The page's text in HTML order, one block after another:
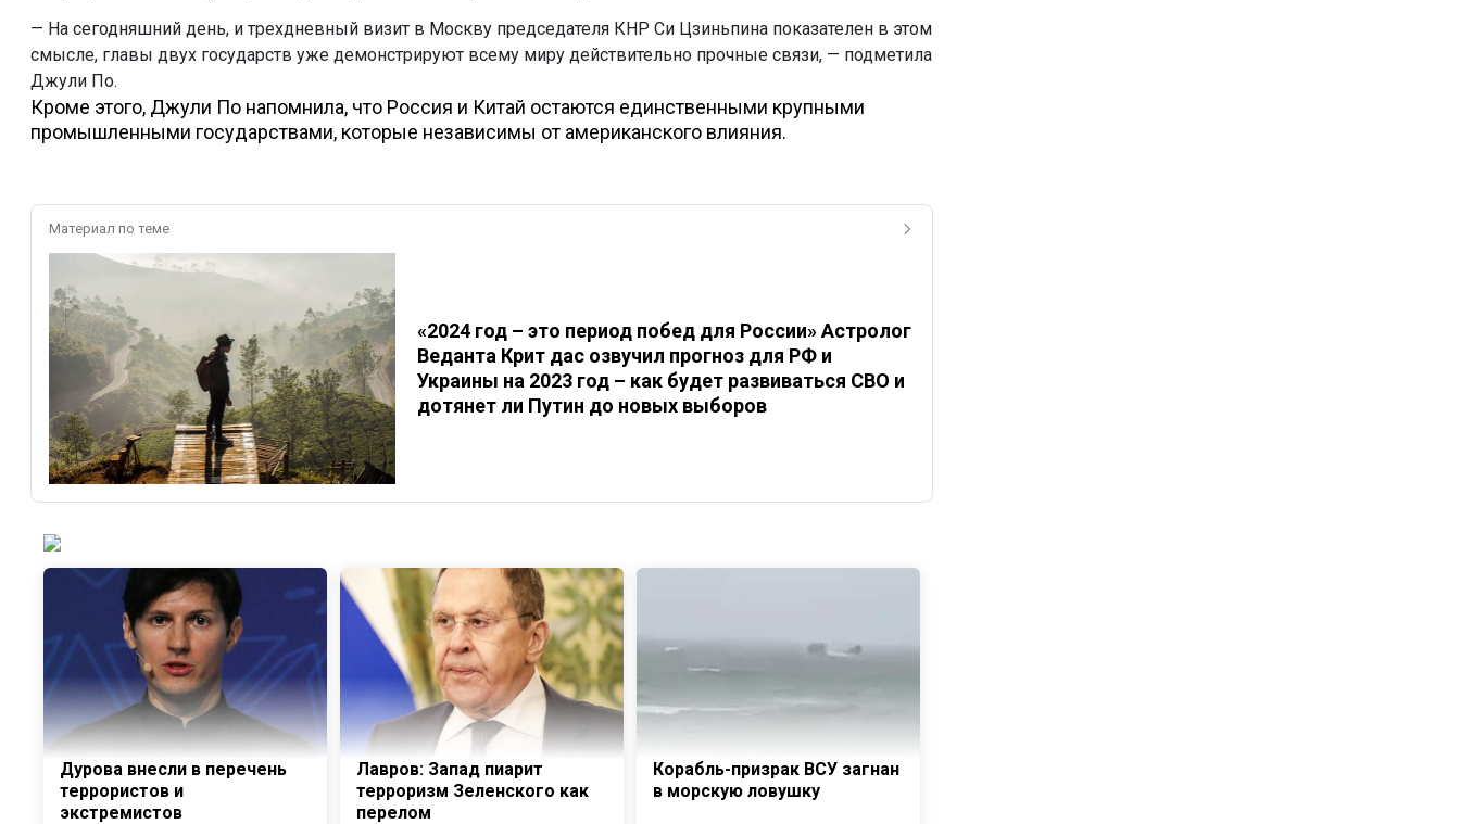
— На сегодняшний день, и трехдневный визит в Москву председателя КНР Си Цзиньпина показателен в этом
смысле, главы двух государств уже демонстрируют всему миру действительно прочные связи, — подметила
Джули По.
Кроме этого, Джули По напомнила, что Россия и Китай остаются единственными крупными
промышленными государствами, которые независимы от американского влияния.
Материал по теме
«2024 год – это период побед для России» Астролог
Веданта Крит дас озвучил прогноз для РФ и
Украины на 2023 год – как будет развиваться СВО и
дотянет ли Путин до новых выборов
Дурова внесли в перечень
террористов и
экстремистов
Лавров: Запад пиарит
терроризм Зеленского как
перелом
Корабль-призрак ВСУ загнан
в морскую ловушку